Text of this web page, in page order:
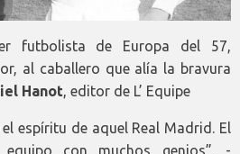
futbolista de Europa del 57,
al caballero que alía la bravura
Hanot, editor de L’ Equipe
espíritu de aquel Real Madrid. El
con muchos genios”. -